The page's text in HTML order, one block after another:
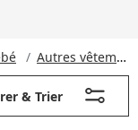
Autres vêtements
& Trier